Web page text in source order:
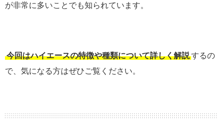
が非常に多いことでも知られています。
今回はハイエースの特徴や種類について詳しく解説するの
で、気になる方はぜひご覧ください。